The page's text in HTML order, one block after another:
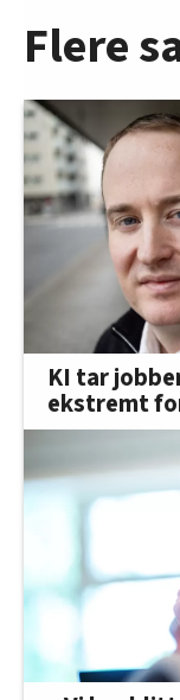
Flere
KI tar
ekstremt